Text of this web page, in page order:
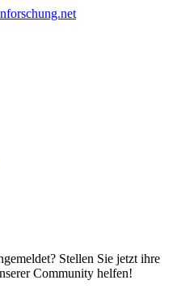
Stellen Sie jetzt ihre
Community helfen!